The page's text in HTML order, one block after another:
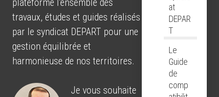
plateforme l'ensemble des
travaux, études et guides réalisés
par le syndicat DEPART pour une
gestion équilibrée et
harmonieuse de nos territoires.
Je vous souhaite
at
DEPAR
T
Le
Guide
de
comp